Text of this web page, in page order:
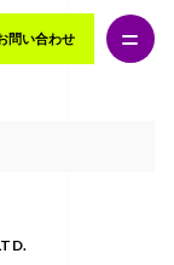
問い合わせ